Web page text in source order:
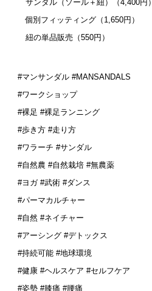
サンダル（ソール＋紐）（4,400円）
個別フィッティング（1,650円）
紐の単品販売（550円）
#マンサンダル #MANSANDALS
#ワークショップ
#裸足 #裸足ランニング
#歩き方 #走り方
#ワラーチ #サンダル
#自然農 #自然栽培 #無農薬
#ヨガ #武術 #ダンス
#パーマカルチャー
#自然 #ネイチャー
#アーシング #デトックス
#持続可能 #地球環境
#健康 #ヘルスケア #セルフケア
#姿勢 #膝痛 #腰痛